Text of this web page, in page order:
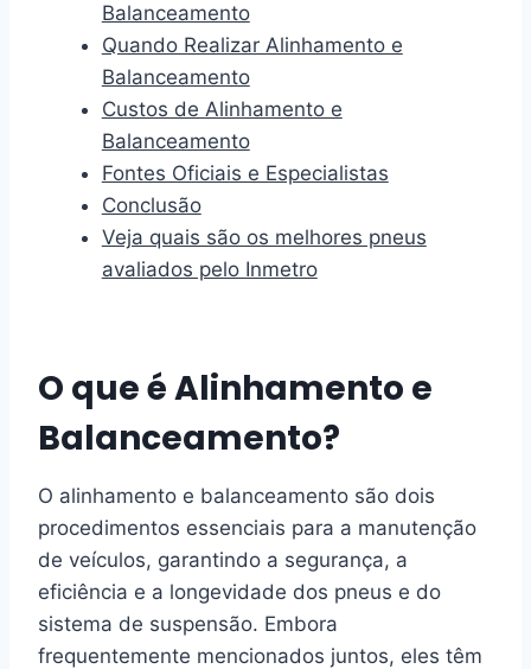
Balanceamento
Quando Realizar Alinhamento e
Balanceamento
Custos de Alinhamento e
Balanceamento
Fontes Oficiais e Especialistas
Conclusão
Veja quais são os melhores pneus
avaliados pelo Inmetro
O que é Alinhamento e
Balanceamento?
O alinhamento e balanceamento são dois
procedimentos essenciais para a manutenção
de veículos, garantindo a segurança, a
eficiência e a longevidade dos pneus e do
sistema de suspensão. Embora
frequentemente mencionados juntos, eles têm